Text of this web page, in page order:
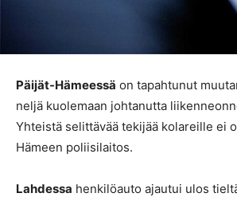
Päijät-Hämeessä on tapahtunut
neljä kuolemaan johtanutta
Yhteistä selittävää tekijää kolareille ei
Hämeen poliisilaitos.
Lahdessa henkilöauto ajautui ulos